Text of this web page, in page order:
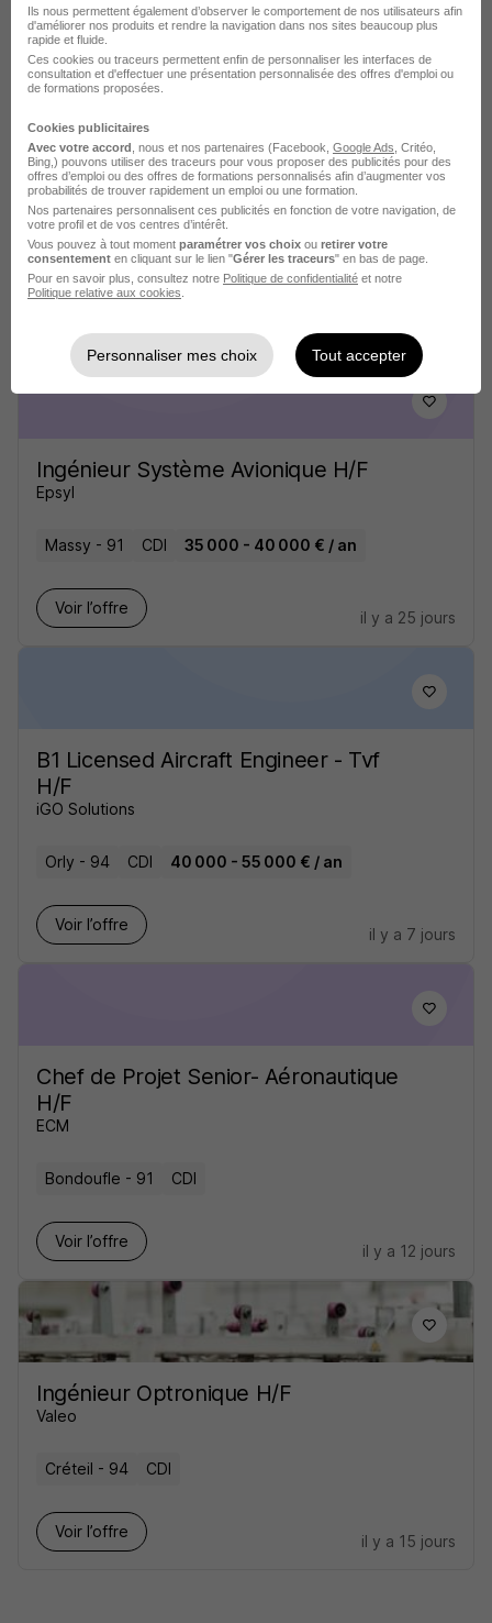
il y a 11 jours
Ingénieur Aéronautique - Gestion des
Obsolescences H/F
TAKOMA
Saint-Cloud - 92 CDI 35 000 - 38 000 € / an
Ingénieur Système Avionique H/F
Epsyl
Massy - 91 CDI 35 000 - 40 000 € / an
Voir l’offre
il y a 25 jours
B1 Licensed Aircraft Engineer - Tvf
H/F
iGO Solutions
Orly - 94 CDI 40 000 - 55 000 € / an
Voir l’offre
il y a 7 jours
Chef de Projet Senior- Aéronautique
H/F
ECM
Bondoufle - 91 CDI
Voir l’offre
il y a 12 jours
Ingénieur Optronique H/F
Valeo
Créteil - 94 CDI
Voir l’offre
il y a 15 jours
Ils nous permettent également d’observer le comportement de nos utilisateurs afin
d'améliorer nos produits et rendre la navigation dans nos sites beaucoup plus
rapide et fluide.
Ces cookies ou traceurs permettent enfin de personnaliser les interfaces de
consultation et d'effectuer une présentation personnalisée des offres d'emploi ou
de formations proposées.
Cookies publicitaires
Avec votre accord , nous et nos partenaires (Facebook, Google Ads , Critéo,
Bing,) pouvons utiliser des traceurs pour vous proposer des publicités pour des
offres d’emploi ou des offres de formations personnalisés afin d’augmenter vos
probabilités de trouver rapidement un emploi ou une formation.
Nos partenaires personnalisent ces publicités en fonction de votre navigation, de
votre profil et de vos centres d’intérêt.
Vous pouvez à tout moment paramétrer vos choix ou retirer votre
consentement en cliquant sur le lien "Gérer les traceurs" en bas de page.
Pour en savoir plus, consultez notre Politique de confidentialité et notre
Politique relative aux cookies
Personnaliser mes choix Tout accepter